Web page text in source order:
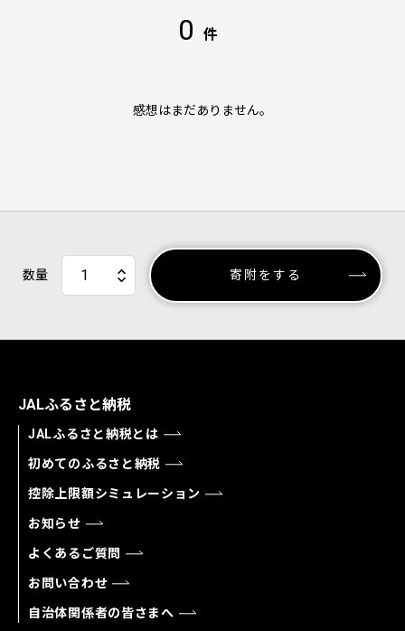
0 件
感想はまだありません。
数量 寄附をする
JALふるさと納税
JALふるさと納税とは
初めてのふるさと納税
控除上限額シミュレーション
お知らせ
よくあるご質問
お問い合わせ
自治体関係者の皆さまへ